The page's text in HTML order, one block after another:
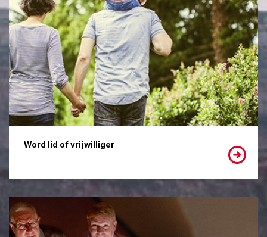
Word lid of vrijwilliger